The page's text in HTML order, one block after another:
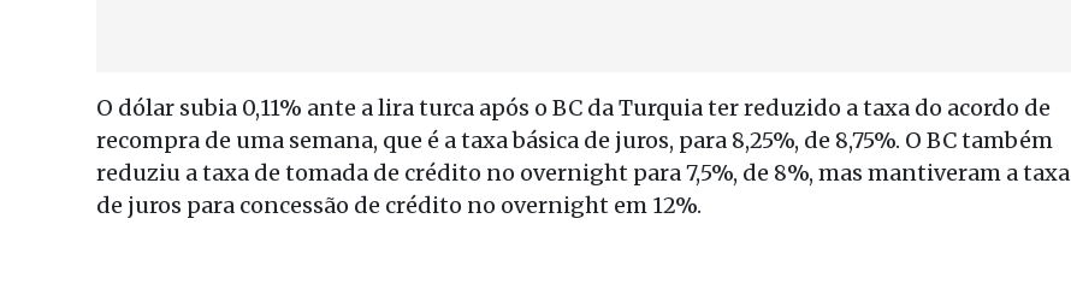
O dólar subia 0,11% ante a lira turca após o BC da Turquia ter reduzido a taxa do acordo de
recompra de uma semana, que é a taxa básica de juros, para 8,25%, de 8,75%. O BC também
reduziu a taxa de tomada de crédito no overnight para 7,5%, de 8%, mas mantiveram a taxa
de juros para concessão de crédito no overnight em 12%.